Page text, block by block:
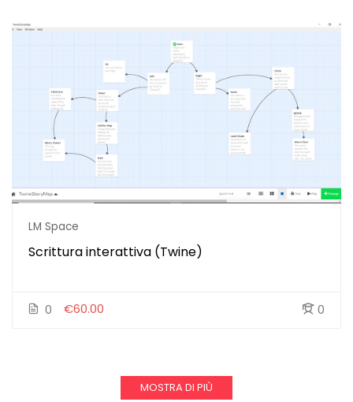
LM Space
Scrittura interattiva (Twine)
0 0
€60.00
MOSTRA DI PIÙ